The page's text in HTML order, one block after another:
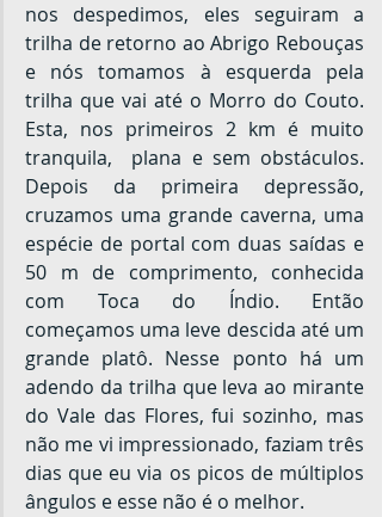
nos despedimos, eles seguiram a
trilha de retorno ao Abrigo Rebouças
e nós tomamos à esquerda pela
trilha que vai até o Morro do Couto.
Esta, nos primeiros 2 km é muito
tranquila,  plana e sem obstáculos.
Depois da primeira depressão,
cruzamos uma grande caverna, uma
espécie de portal com duas saídas e
50 m de comprimento, conhecida
com Toca do Índio. Então
começamos uma leve descida até um
grande platô. Nesse ponto há um
adendo da trilha que leva ao mirante
do Vale das Flores, fui sozinho, mas
não me vi impressionado, faziam três
dias que eu via os picos de múltiplos
ângulos e esse não é o melhor.